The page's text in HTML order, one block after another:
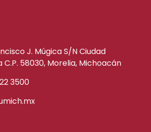
J. Múgica S/N Ciudad
C.P. 58030, Morelia, Michoacán
3500